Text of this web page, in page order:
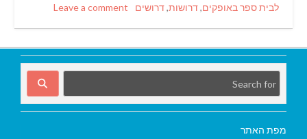
לבית ספר באופקים,דרושות,דרושים Leave a comment
מפת האתר